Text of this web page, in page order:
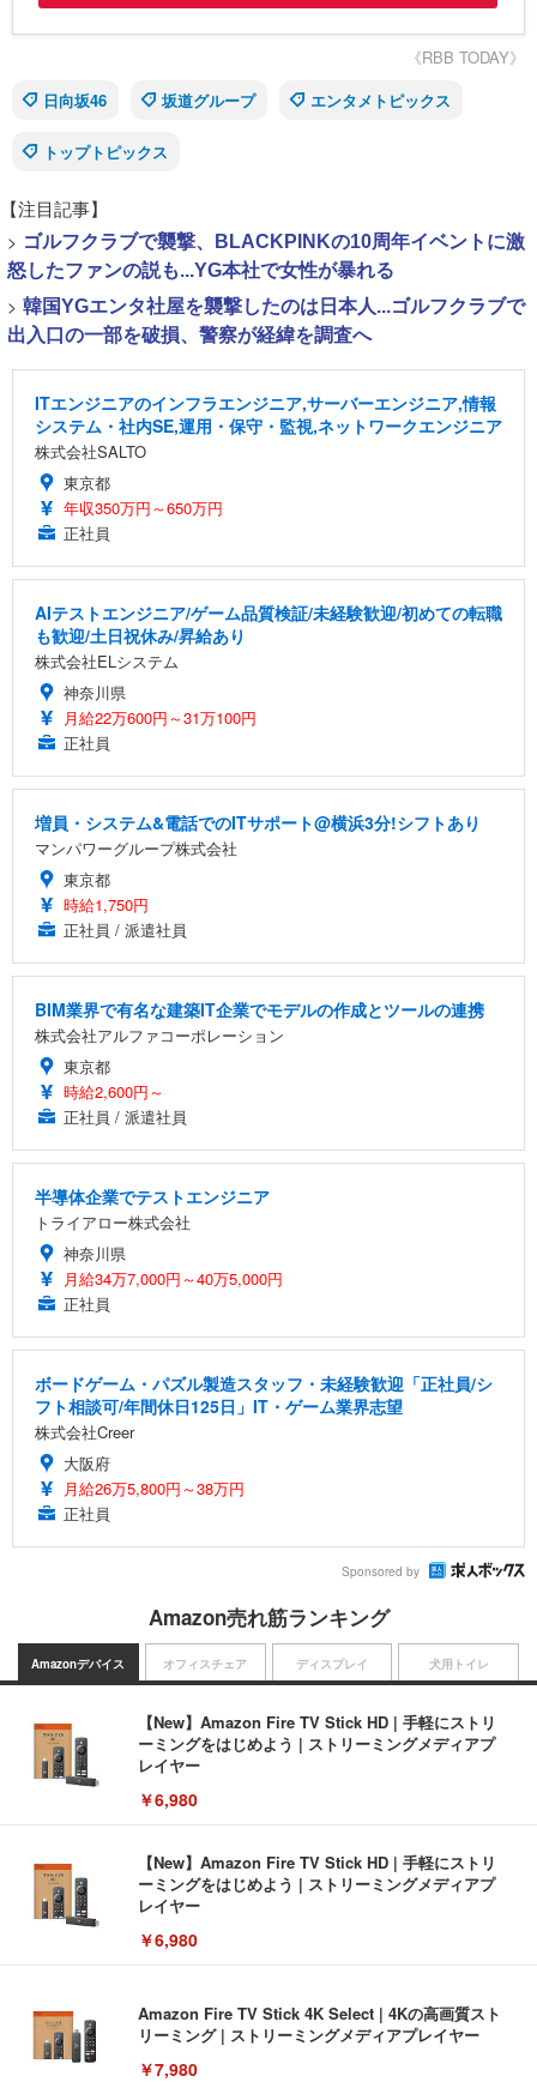
《RBB TODAY》
日向坂46
坂道グループ エンタメトピックス
トップトピックス
【注目記事】
> ゴルフクラブで襲撃、BLACKPINKの10周年イベントに激
怒したファンの説も...YG本社で女性が暴れる
> 韓国YGエンタ社屋を襲撃したのは日本人...ゴルフクラブで
出入口の一部を破損、警察が経緯を調査へ
ITエンジニアのインフラエンジニア,サーバーエンジニア,情報
システム・社内SE,運用・保守・監視,ネットワークエンジニア
株式会社SALTO
東京都
年収350万円～650万円
正社員
AIテストエンジニア/ゲーム品質検証/未経験歓迎/初めての転職
も歓迎/土日祝休み/昇給あり
株式会社ELシステム
神奈川県
月給22万600円～31万100円
正社員
増員・システム&電話でのITサポート@横浜3分!シフトあり
マンパワーグループ株式会社
東京都
時給1,750円
正社員 / 派遣社員
BIM業界で有名な建築IT企業でモデルの作成とツールの連携
株式会社アルファコーポレーション
東京都
時給2,600円～
正社員 / 派遣社員
半導体企業でテストエンジニア
トライアロー株式会社
神奈川県
月給34万7,000円～40万5,000円
正社員
ボードゲーム・パズル製造スタッフ・未経験歓迎「正社員/シ
フト相談可/年間休日125日」IT・ゲーム業界志望
株式会社Creer
大阪府
月給26万5,800円～38万円
正社員
Sponsored by
Amazon売れ筋ランキング
Amazonデバイス
【New】Amazon Fire TV Stick HD | 手軽にストリ
ーミングをはじめよう | ストリーミングメディアプ
レイヤー
￥6,980
【New】Amazon Fire TV Stick HD | 手軽にストリ
ーミングをはじめよう | ストリーミングメディアプ
レイヤー
￥6,980
Amazon Fire TV Stick 4K Select | 4Kの高画質スト
リーミング | ストリーミングメディアプレイヤー
￥7,980
オフィスチェア ディスプレイ 犬用トイレ